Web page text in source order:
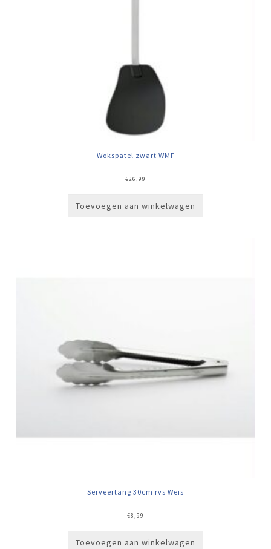
Wokspatel zwart WMF
€26,99
Toevoegen aan winkelwagen
Serveertang 30cm rvs Weis
€8,99
Toevoegen aan winkelwagen